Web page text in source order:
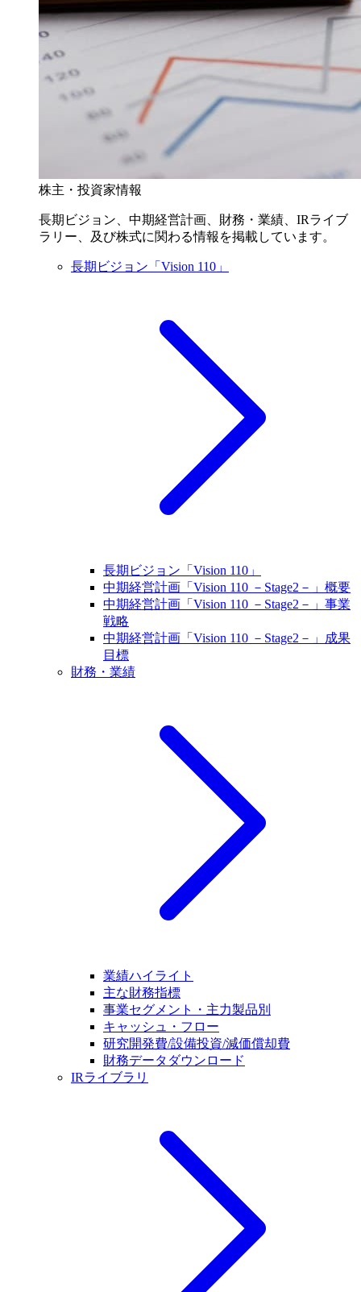
株主・投資家情報
長期ビジョン、中期経営計画、財務・業績、IRライブ
ラリー、及び株式に関わる情報を掲載しています。
長期ビジョン「Vision 110」
長期ビジョン「Vision 110」
中期経営計画「Vision 110 －Stage2－」概要
中期経営計画「Vision 110 －Stage2－」事業
戦略
中期経営計画「Vision 110 －Stage2－」成果
目標
財務・業績
業績ハイライト
主な財務指標
事業セグメント・主力製品別
キャッシュ・フロー
研究開発費/設備投資/減価償却費
財務データダウンロード
IRライブラリ